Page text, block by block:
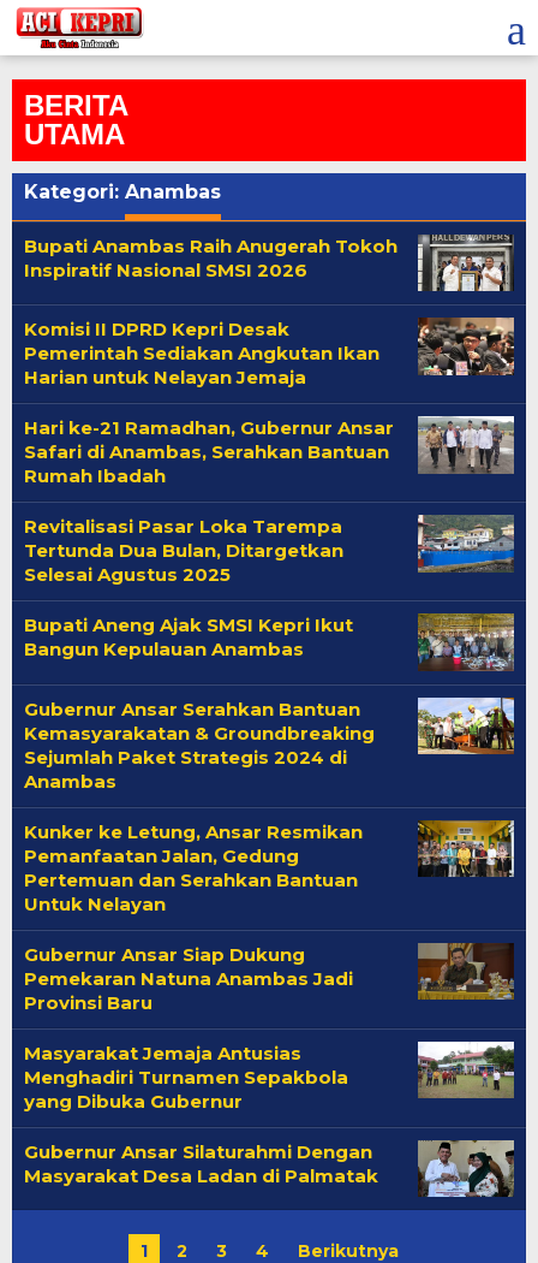
Lewati
ke
konten
BERITA
UTAMA
Kategori: Anambas
Bupati Anambas Raih Anugerah Tokoh
Inspiratif Nasional SMSI 2026
Komisi II DPRD Kepri Desak
Pemerintah Sediakan Angkutan Ikan
Harian untuk Nelayan Jemaja
Hari ke-21 Ramadhan, Gubernur Ansar
Safari di Anambas, Serahkan Bantuan
Rumah Ibadah
Revitalisasi Pasar Loka Tarempa
Tertunda Dua Bulan, Ditargetkan
Selesai Agustus 2025
Bupati Aneng Ajak SMSI Kepri Ikut
Bangun Kepulauan Anambas
Gubernur Ansar Serahkan Bantuan
Kemasyarakatan & Groundbreaking
Sejumlah Paket Strategis 2024 di
Anambas
Kunker ke Letung, Ansar Resmikan
Pemanfaatan Jalan, Gedung
Pertemuan dan Serahkan Bantuan
Untuk Nelayan
Gubernur Ansar Siap Dukung
Pemekaran Natuna Anambas Jadi
Provinsi Baru
Masyarakat Jemaja Antusias
Menghadiri Turnamen Sepakbola
yang Dibuka Gubernur
Gubernur Ansar Silaturahmi Dengan
Masyarakat Desa Ladan di Palmatak
1 2 3 4 Berikutnya